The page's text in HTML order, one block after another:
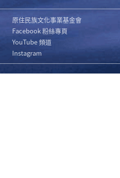
原住民族文化事業基金會
Facebook 粉絲專頁
YouTube 頻道
Instagram